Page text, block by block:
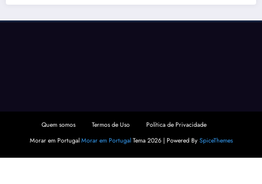
Quem somos Termos de Uso
Política de Privacidade
Morar em Portugal Morar em PortugalTema 2026 | Powered By SpiceThemes